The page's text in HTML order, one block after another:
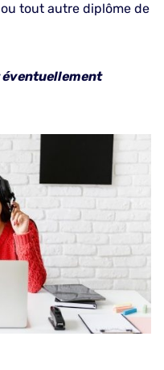
tout autre diplôme de
éventuellement